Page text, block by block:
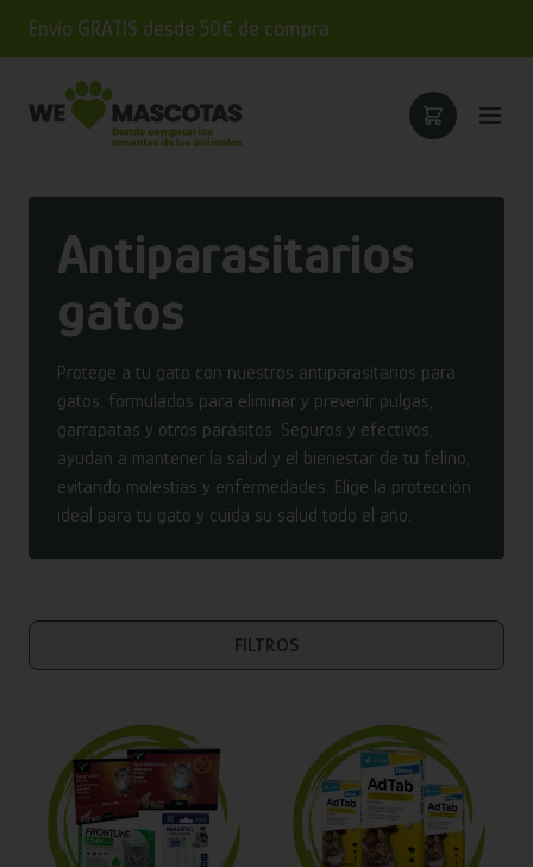
Envío GRATIS desde 50€ de compra
Antiparasitarios
gatos
Protege a tu gato con nuestros antiparasitarios para
gatos, formulados para eliminar y prevenir pulgas,
garrapatas y otros parásitos. Seguros y efectivos,
ayudan a mantener la salud y el bienestar de tu felino,
evitando molestias y enfermedades. Elige la protección
ideal para tu gato y cuida su salud todo el año.
FILTROS